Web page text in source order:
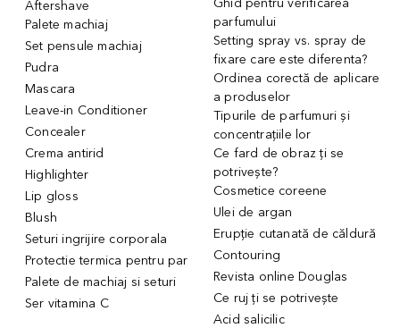
Aftershave
Palete machiaj
Set pensule machiaj
Pudra
Mascara
Leave-in Conditioner
Concealer
Crema antirid
Highlighter
Lip gloss
Blush
Seturi ingrijire corporala
Protectie termica pentru par
Palete de machiaj si seturi
Ser vitamina C
Ghid pentru verificarea
parfumului
Setting spray vs. spray de
fixare care este diferenta?
Ordinea corectă de aplicare
a produselor
Tipurile de parfumuri și
concentrațiile lor
Ce fard de obraz ți se
potrivește?
Cosmetice coreene
Ulei de argan
Erupție cutanată de căldură
Contouring
Revista online Douglas
Ce ruj ți se potrivește
Acid salicilic